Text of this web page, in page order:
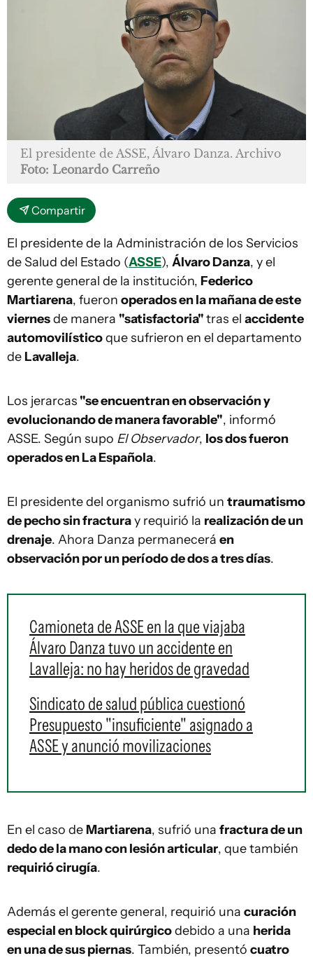
El presidente de ASSE, Álvaro Danza. Archivo
Foto: Leonardo Carreño
Compartir
El presidente de la Administración de los Servicios
de Salud del Estado (ASSE), Álvaro Danza, y el
gerente general de la institución, Federico
Martiarena, fueron operados en la mañana de este
viernesde manera "satisfactoria"tras el accidente
automovilísticoque sufrieron en el departamento
de Lavalleja.
Los jerarcas "se encuentran en observación y
evolucionando de manera favorable", informó
ASSE. Según supo El Observador, los dos fueron
operados en La Española.
El presidente del organismo sufrió un traumatismo
de pecho sin fracturay requirió la realización de un
drenaje. Ahora Danza permanecerá en
observación por un período de dos a tres días.
Camioneta de ASSE en la que viajaba
Álvaro Danza tuvo un accidente en
Lavalleja: no hay heridos de gravedad
Sindicato de salud pública cuestionó
Presupuesto "insuficiente" asignado a
ASSE y anunció movilizaciones
En el caso de Martiarena, sufrió una fractura de un
dedo de la mano con lesión articular, que también
requirió cirugía.
Además el gerente general, requirió una curación
especial en block quirúrgicodebido a una herida
en una de sus piernas. También, presentó cuatro